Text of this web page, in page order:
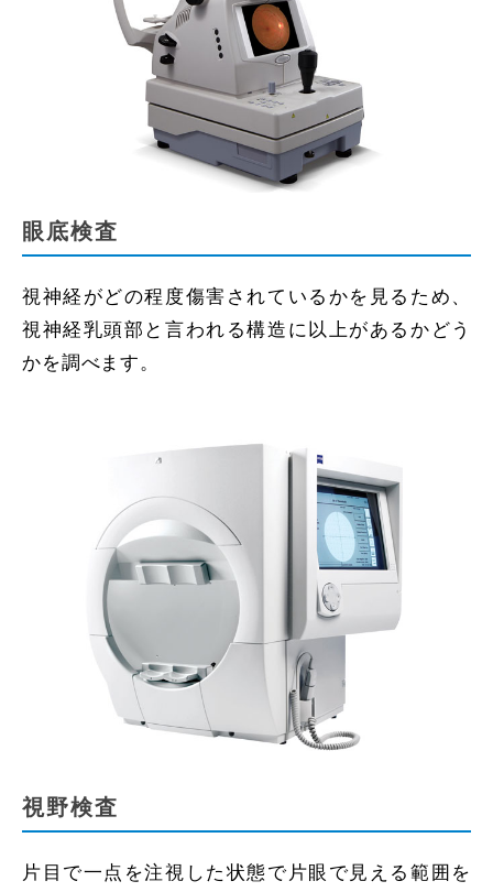
眼底検査
視神経がどの程度傷害されているかを見るため、
視神経乳頭部と言われる構造に以上があるかどう
かを調べます。
視野検査
片目で一点を注視した状態で片眼で見える範囲を